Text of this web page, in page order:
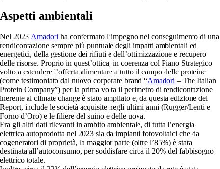
Aspetti ambientali
Nel 2023 Amadori ha confermato l’impegno nel conseguimento di una
rendicontazione sempre più puntuale degli impatti ambientali ed
energetici, della gestione dei rifiuti e dell’ottimizzazione e recupero
delle risorse. Proprio in quest’ottica, in coerenza col Piano Strategico
volto a estendere l’offerta alimentare a tutto il campo delle proteine
(come testimoniato dal nuovo corporate brand “Amadori – The Italian
Protein Company”) per la prima volta il perimetro di rendicontazione
inerente al climate change è stato ampliato e, da questa edizione del
Report, include le società acquisite negli ultimi anni (Rugger/Lenti e
Forno d’Oro) e le filiere del suino e delle uova.
Fra gli altri dati rilevanti in ambito ambientale, di tutta l’energia
elettrica autoprodotta nel 2023 sia da impianti fotovoltaici che da
cogeneratori di proprietà, la maggior parte (oltre l’85%) è stata
destinata all’autoconsumo, per soddisfare circa il 20% del fabbisogno
elettrico totale.